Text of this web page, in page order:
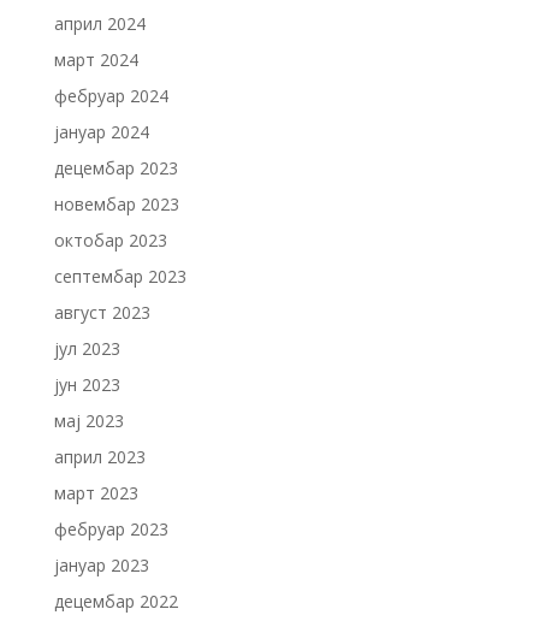
април 2024
март 2024
фебруар 2024
јануар 2024
децембар 2023
новембар 2023
октобар 2023
септембар 2023
август 2023
јул 2023
јун 2023
мај 2023
април 2023
март 2023
фебруар 2023
јануар 2023
децембар 2022